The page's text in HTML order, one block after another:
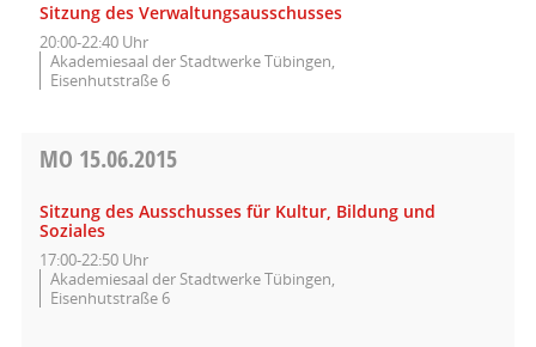
Sitzung des Verwaltungsausschusses
20:00-22:40 Uhr
Akademiesaal der Stadtwerke Tübingen,
Eisenhutstraße 6
MO 15.06.2015
Sitzung des Ausschusses für Kultur, Bildung und
Soziales
17:00-22:50 Uhr
Akademiesaal der Stadtwerke Tübingen,
Eisenhutstraße 6